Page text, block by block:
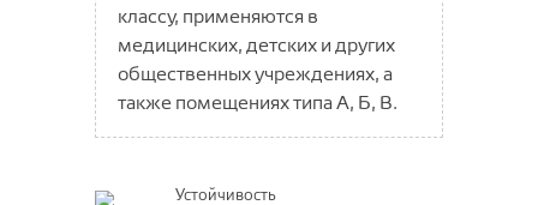
Дольче
классу, применяются в
медицинских, детских и других
общественных учреждениях, а
также помещениях типа А, Б, В.
Устойчивость